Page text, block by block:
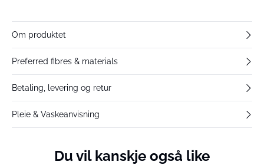
Om produktet
Preferred fibres & materials
Betaling, levering og retur
Pleie & Vaskeanvisning
Du vil kanskje også like